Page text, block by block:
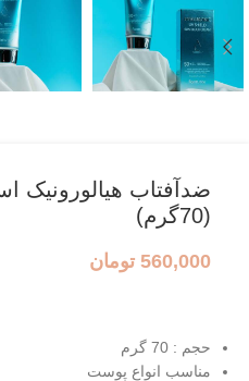
ضدآفتاب هیالورونیک
(70گرم)
560,000 تومان
حجم : 70 گرم
مناسب انواع پوست